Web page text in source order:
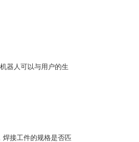
器人可以与用户的生
焊接工件的规格是否匹